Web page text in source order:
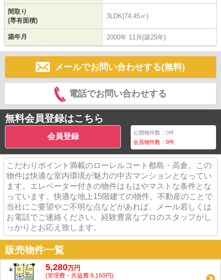
間取り
(専有面積)
3LDK(74.45㎡)
築年月 2000年 11月(築25年)
メールでお問い合わせする(無料)
電話でお問い合わせする
無料会員登録はこちら
会員登録 公開物件数：0件
会員物件数：0件
こだわりポイント満載のローレルコート都島・高倉。この
物件は快適な室内環境が魅力の中古マンションとなってい
ます。エレベーター付きの物件はもはやマストな条件とな
っています。快適な地上15階建ての物件。不動産のことで
当社にご要望やご不明な点などがあれば、メール若しくは
お電話でご連絡ください。経験豊富なプロのスタッフがし
っかりとお応え致します。
販売物件一覧
5,280万円
(管理費・共益費 9,160円)